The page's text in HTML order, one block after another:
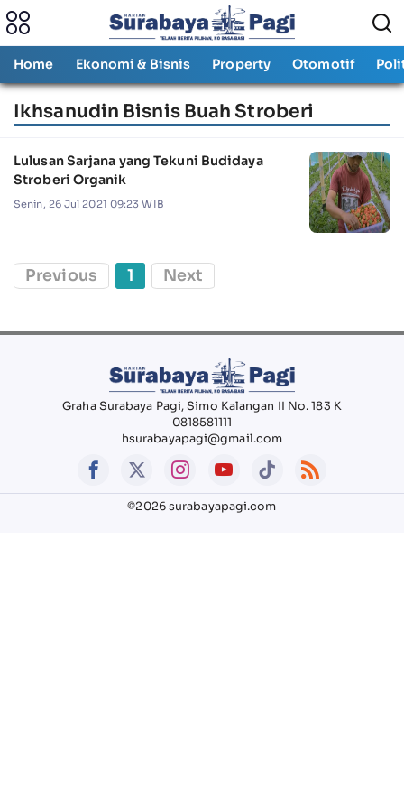
Home Ekonomi & Bisnis Property Otomotif
Ikhsanudin Bisnis Buah Stroberi
Lulusan Sarjana yang Tekuni Budidaya
Stroberi Organik
Senin, 26 Jul 2021 09:23 WIB
Previous 1 Next
Graha Surabaya Pagi, Simo Kalangan II No. 183 K
0818581111
hsurabayapagi@gmail.com
©2026 surabayapagi.com